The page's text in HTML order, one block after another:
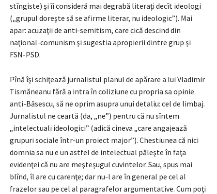
stîngiste) şi îi consideră mai degrabă literaţi decît ideologi
(„grupul doreşte să se afirme literar, nu ideologic”). Mai
apar: acuzaţii de anti-semitism, care cică descind din
naţional-comunism şi sugestia apropierii dintre grup şi
FSN-PSD.
Pînă îşi schiţează jurnalistul planul de apărare a lui Vladimir
Tismăneanu fără a intra în coliziune cu propria sa opinie
anti-Băsescu, să ne oprim asupra unui detaliu: cel de limbaj.
Jurnalistul ne ceartă (da, „ne”) pentru că nu sîntem
„intelectuali ideologici” (adică cineva „care angajează
grupuri sociale într-un proiect major”). Chestiunea că nici
domnia sa nu e un astfel de intelectual păleşte în faţa
evidenţei că nu are meşteşugul cuvintelor. Sau, spus mai
blînd, îl are cu carenţe; dar nu-l are în general pe cel al
frazelor sau pe cel al paragrafelor argumentative. Cum poţi